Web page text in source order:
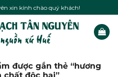
xin kính chào quý khách!
được gắn thẻ “hương